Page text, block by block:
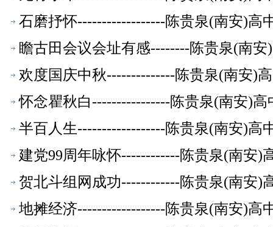
石磨抒怀------------------陈贵泉(南安)高
瞻古田会议会址有感--------陈贵泉(南安
欢度国庆中秋--------------陈贵泉(南安)
怀念瞿秋白----------------陈贵泉(南安)高
半百人生------------------陈贵泉(南安)高
建党99周年咏怀------------陈贵泉(南安)
贺北斗组网成功------------陈贵泉(南安)
地摊经济------------------陈贵泉(南安)高